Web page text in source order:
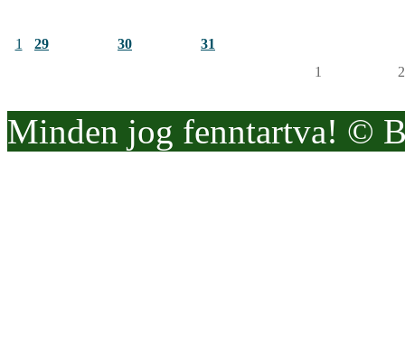
1 29 30
31
1
2
Minden jog fenntartva! ©